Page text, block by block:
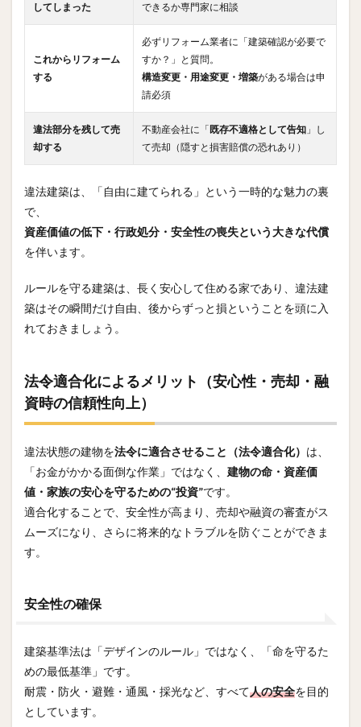
してしまった
できるか専門家に相談
これからリフォーム
する
必ずリフォーム業者に「建築確認が必要で
すか？」と質問。
構造変更・用途変更・増築がある場合は申
請必須
違法部分を残して売
却する
不動産会社に「 既存不適格として告知 」し
て売却（隠すと損害賠償の恐れあり）
違法建築は、「自由に建てられる」という一時的な魅力の裏
で、
資産価値の低下・行政処分・安全性の喪失という大きな代償
を伴います。
ルールを守る建築は、長く安心して住める家であり、違法建
築はその瞬間だけ自由、後からずっと損ということを頭に入
れておきましょう。
法令適合化によるメリット（安心性・売却・融
資時の信頼性向上）
違法状態の建物を法令に適合させること（法令適合化） は、
「お金がかかる面倒な作業」ではなく、 建物の命・資産価
値・家族の安心を守るための“投資”です。
適合化することで、安全性が高まり、売却や融資の審査がス
ムーズになり、さらに将来的なトラブルを防ぐことができま
す。
安全性の確保
建築基準法は「デザインのルール」ではなく、「命を守るた
めの最低基準」です。
耐震・防火・避難・通風・採光など、すべて人の安全を目的
としています。